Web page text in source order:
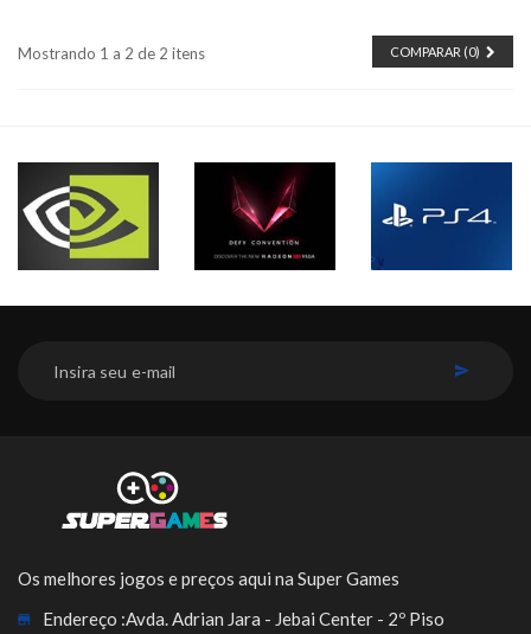
COMPARAR (0)
Mostrando 1 a 2 de 2 itens
Os melhores jogos e preços aqui na Super Games
Endereço :Avda. Adrian Jara - Jebai Center - 2º Piso